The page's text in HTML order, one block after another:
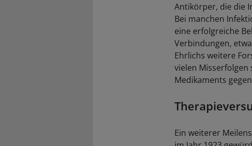
Antikörper, die die
Bei manchen
eine erfolgreiche
Verbindungen,
Ehrlichs weitere
vielen Misserfolgen
Medikaments
Ein weiterer